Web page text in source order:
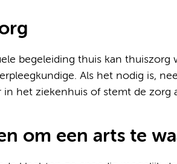
begeleiding thuis kan
Als het nodig is,
in het ziekenhuis of stemt de zorg
om een arts te